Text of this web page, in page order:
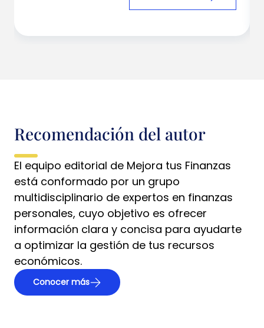
Recomendación del autor
El equipo editorial de Mejora tus Finanzas
está conformado por un grupo
multidisciplinario de expertos en finanzas
personales, cuyo objetivo es ofrecer
información clara y concisa para ayudarte
a optimizar la gestión de tus recursos
económicos.
Conocer más